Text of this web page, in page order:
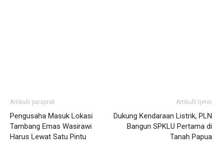
Artikulli paraprak
Pengusaha Masuk Lokasi
Tambang Emas Wasirawi
Harus Lewat Satu Pintu
Artikulli tjetër
Dukung Kendaraan Listrik, PLN
Bangun SPKLU Pertama di
Tanah Papua